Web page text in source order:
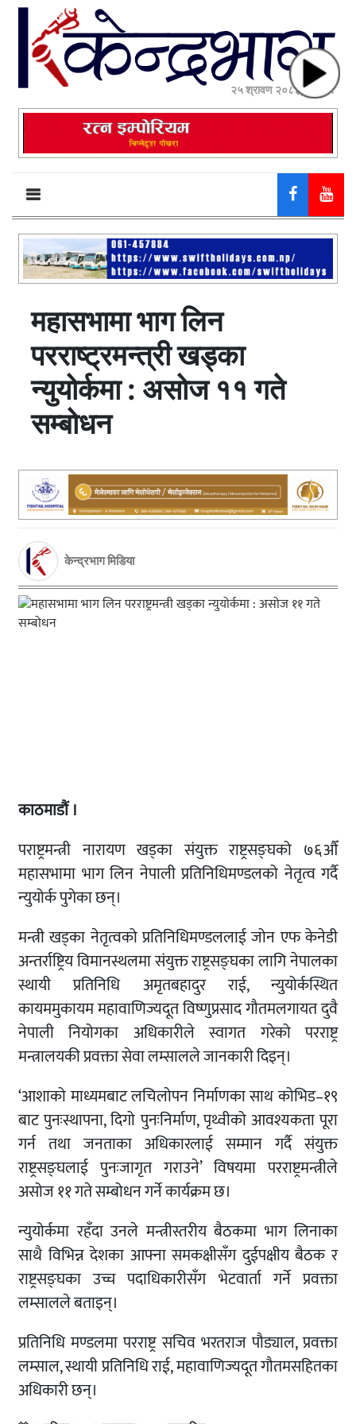
२५ श्रावण २०८३, सोमबार
महासभामा भाग लिन
परराष्ट्रमन्त्री खड्का
न्युयोर्कमा : असोज ११ गते
सम्बोधन
केन्द्रभाग मिडिया
काठमाडौं ।
पराष्ट्रमन्त्री नारायण खड्का संयुक्त राष्ट्रसङ्घको ७६औँ
महासभामा भाग लिन नेपाली प्रतिनिधिमण्डलको नेतृत्व गर्दै
न्युयोर्क पुगेका छन्।
मन्त्री खड्का नेतृत्वको प्रतिनिधिमण्डललाई जोन एफ केनेडी
अन्तर्राष्ट्रिय विमानस्थलमा संयुक्त राष्ट्रसङ्घका लागि नेपालका
स्थायी प्रतिनिधि अमृतबहादुर राई, न्युयोर्कस्थित
कायममुकायम महावाणिज्यदूत विष्णुप्रसाद गौतमलगायत दुवै
नेपाली नियोगका अधिकारीले स्वागत गरेको परराष्ट्र
मन्त्रालयकी प्रवक्ता सेवा लम्सालले जानकारी दिइन्।
‘आशाको माध्यमबाट लचिलोपन निर्माणका साथ कोभिड–१९
बाट पुनःस्थापना, दिगो पुनःनिर्माण, पृथ्वीको आवश्यकता पूरा
गर्न तथा जनताका अधिकारलाई सम्मान गर्दै संयुक्त
राष्ट्रसङ्घलाई पुनःजागृत गराउने’ विषयमा परराष्ट्रमन्त्रीले
असोज ११ गते सम्बोधन गर्ने कार्यक्रम छ।
न्युयोर्कमा रहँदा उनले मन्त्रीस्तरीय बैठकमा भाग लिनाका
साथै विभिन्न देशका आफ्ना समकक्षीसँग दुईपक्षीय बैठक र
राष्ट्रसङ्घका उच्च पदाधिकारीसँग भेटवार्ता गर्ने प्रवक्ता
लम्सालले बताइन्।
प्रतिनिधि मण्डलमा परराष्ट्र सचिव भरतराज पौड्याल, प्रवक्ता
लम्साल, स्थायी प्रतिनिधि राई, महावाणिज्यदूत गौतमसहितका
अधिकारी छन्।